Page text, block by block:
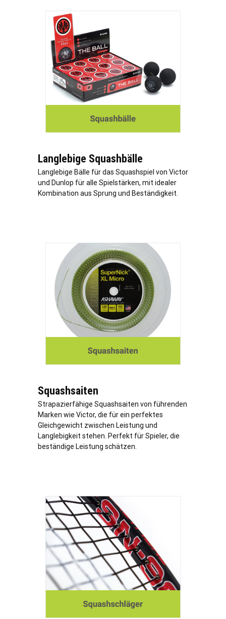
Langlebige Squashbälle
Langlebige Bälle für das Squashspiel von Victor
und Dunlop für alle Spielstärken, mit idealer
Kombination aus Sprung und Beständigkeit.
Squashsaiten
Strapazierfähige Squashsaiten von führenden
Marken wie Victor, die für ein perfektes
Gleichgewicht zwischen Leistung und
Langlebigkeit stehen. Perfekt für Spieler, die
beständige Leistung schätzen.